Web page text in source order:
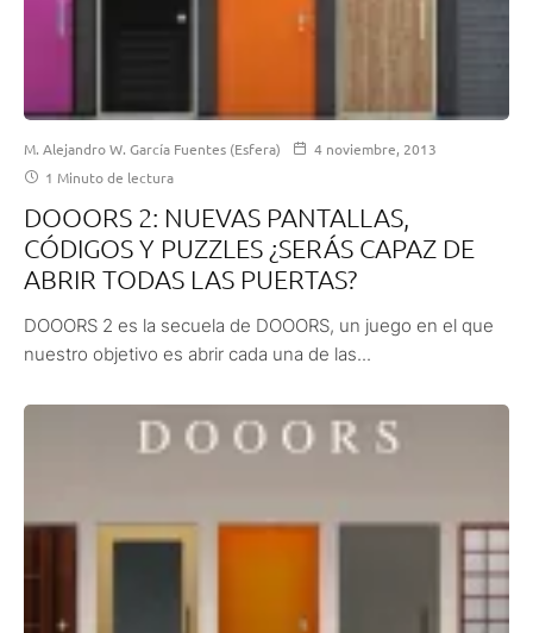
M. Alejandro W. García Fuentes (Esfera)
4 noviembre, 2013
1 Minuto de lectura
DOOORS 2: NUEVAS PANTALLAS,
CÓDIGOS Y PUZZLES ¿SERÁS CAPAZ DE
ABRIR TODAS LAS PUERTAS?
DOOORS 2 es la secuela de DOOORS, un juego en el que
nuestro objetivo es abrir cada una de las...